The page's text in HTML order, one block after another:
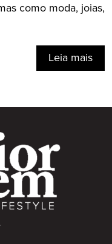
como moda, joias,
Leia mais